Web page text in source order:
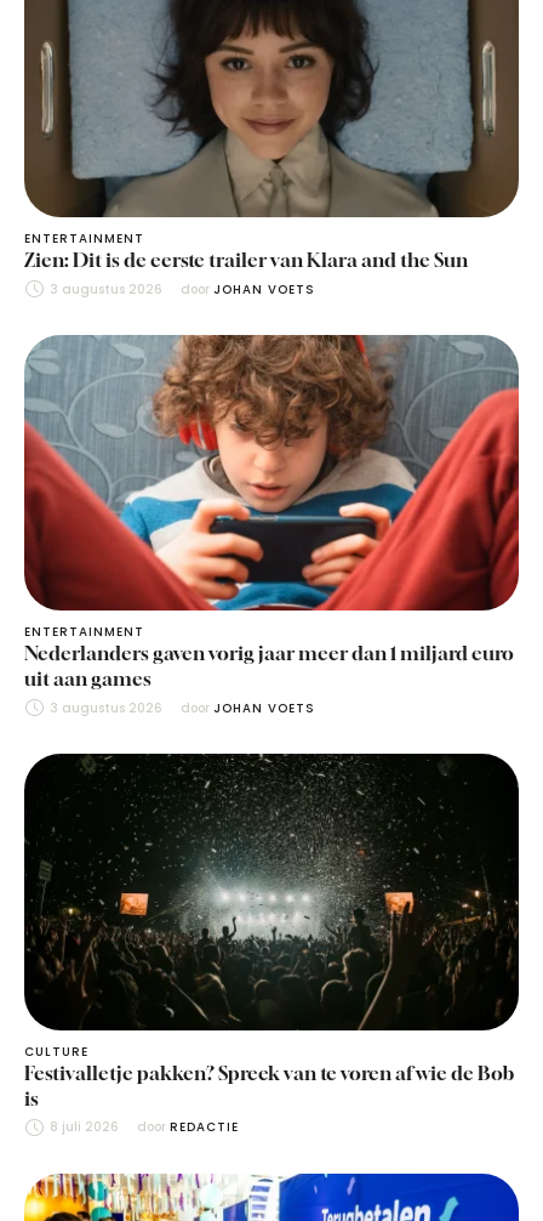
ENTERTAINMENT
Zien: Dit is de eerste trailer van Klara and the Sun
3 augustus 2026 door JOHAN VOETS
ENTERTAINMENT
Nederlanders gaven vorig jaar meer dan 1 miljard euro
uit aan games
3 augustus 2026 door JOHAN VOETS
CULTURE
Festivalletje pakken? Spreek van te voren af wie de Bob
is
8 juli 2026 door REDACTIE